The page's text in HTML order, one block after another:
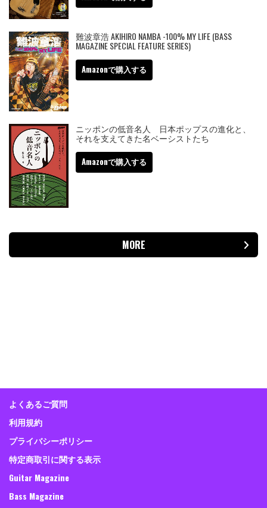
難波章浩 AKIHIRO NAMBA -100% MY LIFE (BASS
MAGAZINE SPECIAL FEATURE SERIES)
Amazonで購入する
ニッポンの低音名人 日本ポップスの進化と、
それを支えてきた名ベーシストたち
Amazonで購入する
MORE
よくあるご質問
利用規約
プライバシーポリシー
特定商取引に関する表示
Guitar Magazine
Bass Magazine